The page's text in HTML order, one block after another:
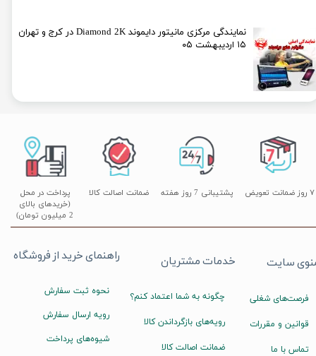
نمایندگی مرکزی مانیتور دایموند Diamond 2K در کرج و تهران
۱۵ اردیبهشت ۰۵
پشتیبانی 7 روز هفته
پرداخت در محل
(خریدهای بالای
2 میلیون تومان)
۷ روز ضمانت تعویض ضمانت اصالت کالا
راهنمای خرید از فروشگاه
نحوه ثبت سفارش
رویه ارسال سفارش
شیوه‌های پرداخت
خدمات مشتریان
چگونه به شما اعتماد کنم؟
رویه‌های بازگرداندن کالا
ضمانت اصالت کالا
سایت
فرصت‌های شغلی
قوانین و مقررات
تماس با ما